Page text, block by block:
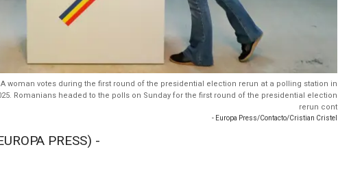
-- A woman votes during the first round of the presidential election rerun at a polling station in
Romanians headed to the polls on Sunday for the first round of the presidential election
rerun cont
- Europa Press/Contacto/Cristian Cristel
PRESS) -